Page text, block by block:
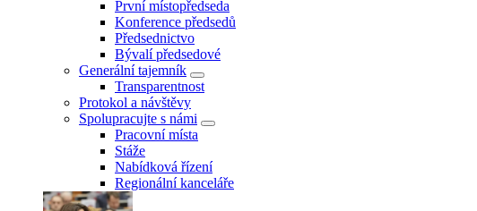
První místopředseda
Konference předsedů
Předsednictvo
Bývalí předsedové
Generální tajemník
Transparentnost
Protokol a návštěvy
Spolupracujte s námi
Pracovní místa
Stáže
Nabídková řízení
Regionální kanceláře